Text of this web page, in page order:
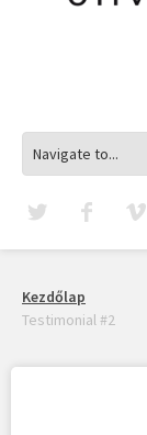
Kezdőlap
Testimonial #2